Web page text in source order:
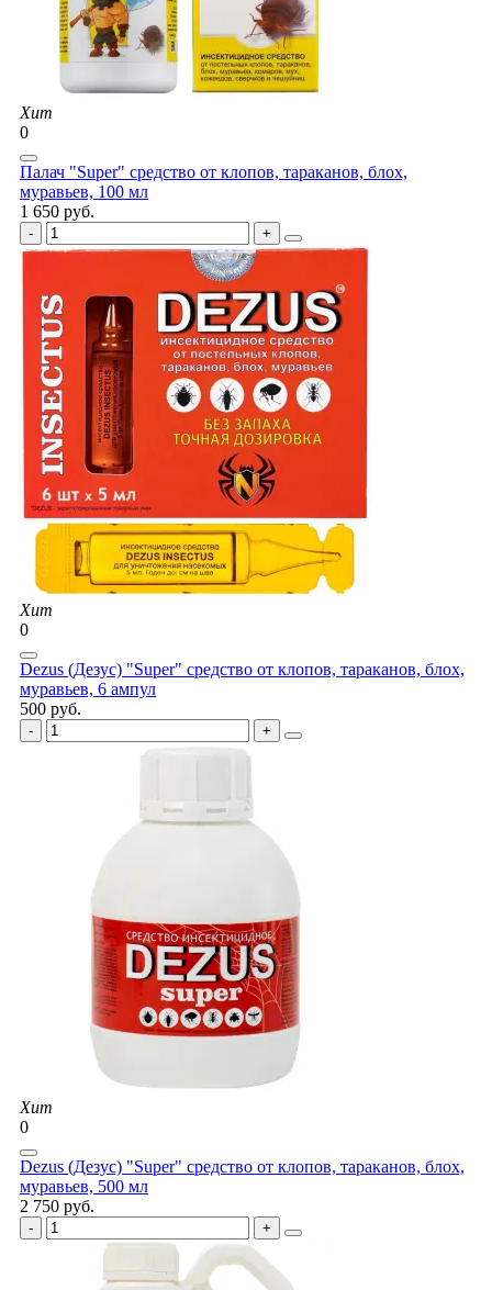
Хит
0
Палач "Super" средство от клопов, тараканов, блох,
муравьев, 100 мл
1 650 руб.
Хит
0
Dezus (Дезус) "Super" средство от клопов, тараканов, блох,
муравьев, 6 ампул
500 руб.
Хит
0
Dezus (Дезус) "Super" средство от клопов, тараканов, блох,
муравьев, 500 мл
2 750 руб.